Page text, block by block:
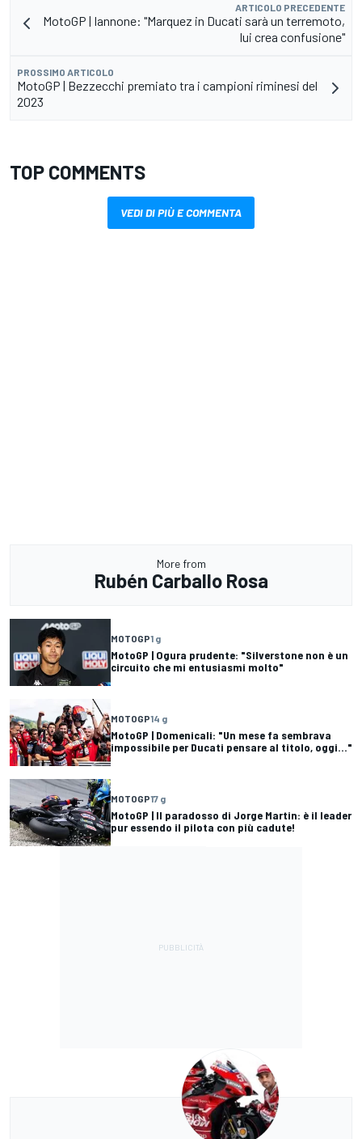
ARTICOLO PRECEDENTE
MotoGP | Iannone: "Marquez in Ducati sarà un terremoto,
lui crea confusione"
PROSSIMO ARTICOLO
MotoGP | Bezzecchi premiato tra i campioni riminesi del
2023
TOP COMMENTS
VEDI DI PIÙ E COMMENTA
More from
Rubén Carballo Rosa
MOTOGP1 g
MotoGP | Ogura prudente: "Silverstone non è un
circuito che mi entusiasmi molto"
MOTOGP14 g
MotoGP | Domenicali: "Un mese fa sembrava
impossibile per Ducati pensare al titolo, oggi..."
MOTOGP17 g
MotoGP | Il paradosso di Jorge Martin: è il leader
pur essendo il pilota con più cadute!